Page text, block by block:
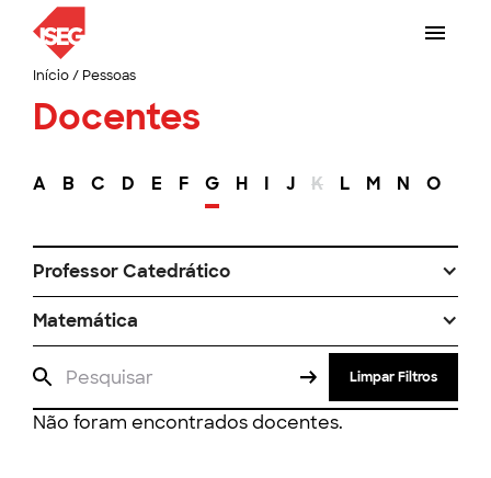
Início/ Pessoas
Docentes
A B C D E F G H I J K L M N O
Professor Catedrático
Matemática
Limpar Filtros
Não foram encontrados docentes.